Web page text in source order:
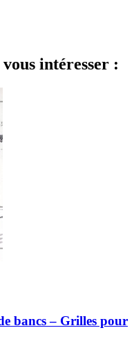
intéresser :
bancs – Grilles pour